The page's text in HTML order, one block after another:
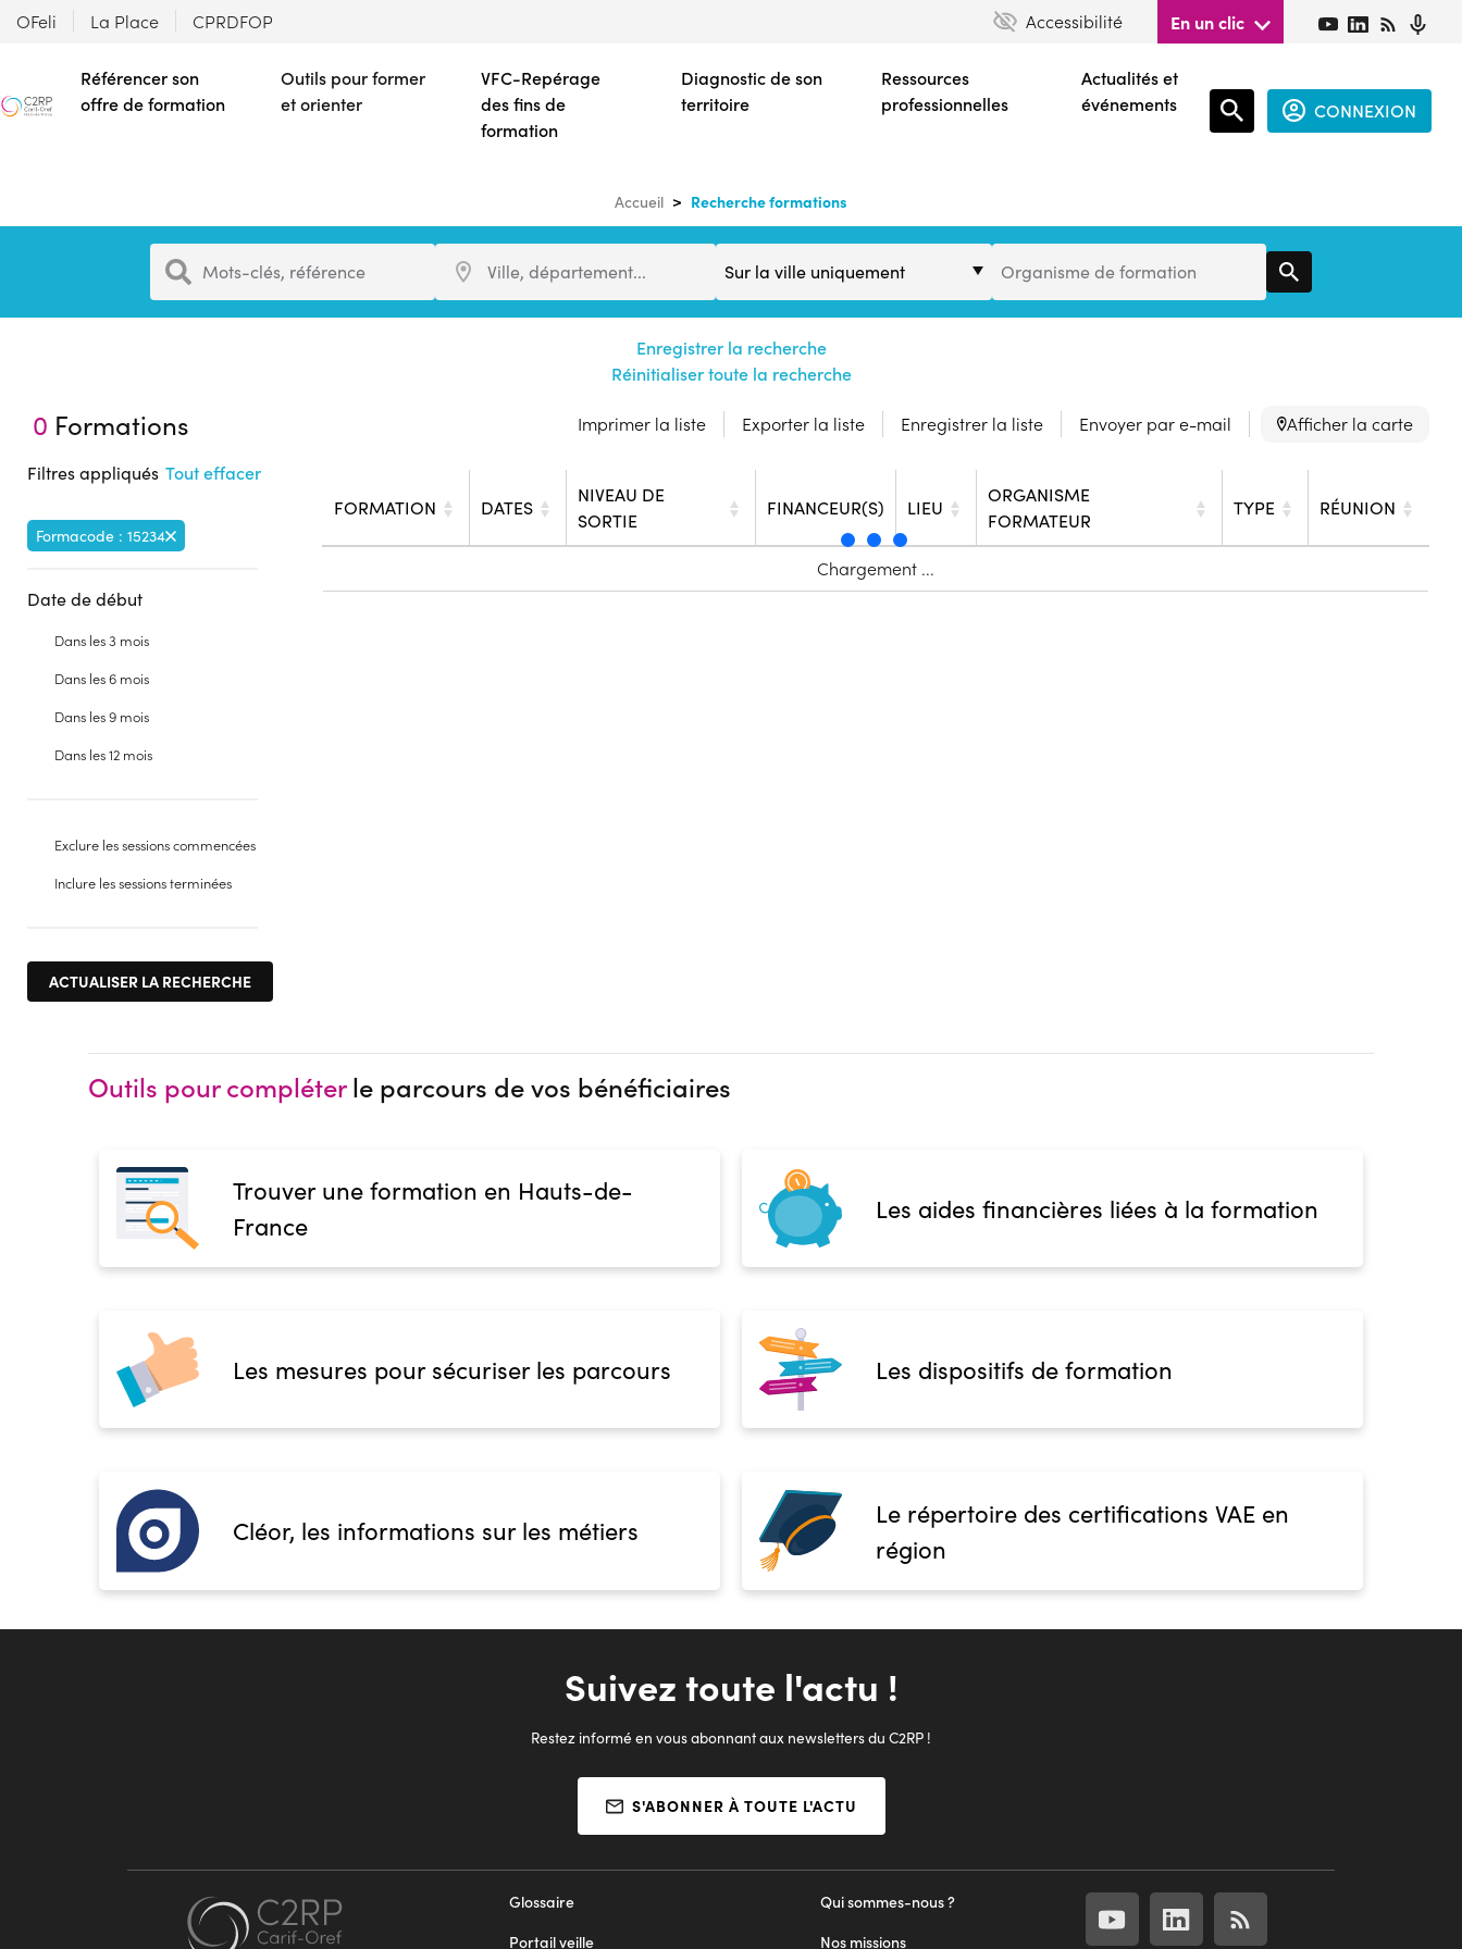
contenu
principal
OFeli La Place CPRDFOP Accessibilité En un clic
Référencer son
offre de formation
Outils pour former
et orienter
VFC-Repérage
des fins de
formation
Diagnostic de son
territoire
Ressources
professionnelles
Actualités et
événements
CONNEXION
Accueil Recherche formations
Formation
Mots-clés, référence
Ville
Ville, département...
de
Organisme de formation
Enregistrer la recherche
Réinitialiser toute la recherche
0 Formations Imprimer la liste Exporter la liste Enregistrer la liste Envoyer par e-mail Afficher la carte
Filtres appliqués Tout effacer
Formacode : 15234
Date de début
Dans les 3 mois
Dans les 6 mois
Dans les 9 mois
Dans les 12 mois
Exclure les sessions commencées
Inclure les sessions terminées
FORMATION DATES
NIVEAU DE
SORTIE
FINANCEUR(S) LIEU
ORGANISME
FORMATEUR
TYPE RÉUNION
Chargement ...
Outils pour compléterle parcours de vos bénéficiaires
Trouver une formation en Hauts-de-
France
Les aides financières liées à la formation
Les mesures pour sécuriser les parcours Les dispositifs de formation
Cléor, les informations sur les métiers
Le répertoire des certifications VAE en
région
Suivez toute l'actu !
Restez informé en vous abonnant aux newsletters du C2RP !
S'ABONNER À TOUTE L'ACTU
Qui sommes-nous ?
Nos missions
Glossaire
Portail veille